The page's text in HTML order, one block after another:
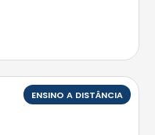
ENSINO A DISTÂNCIA